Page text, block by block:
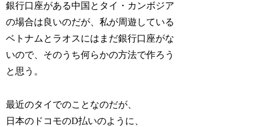
銀行口座がある中国とタイ・カンボジア
の場合は良いのだが、私が周遊している
ベトナムとラオスにはまだ銀行口座がな
いので、そのうち何らかの方法で作ろう
と思う。
最近のタイでのことなのだが、
日本のドコモのD払いのように、